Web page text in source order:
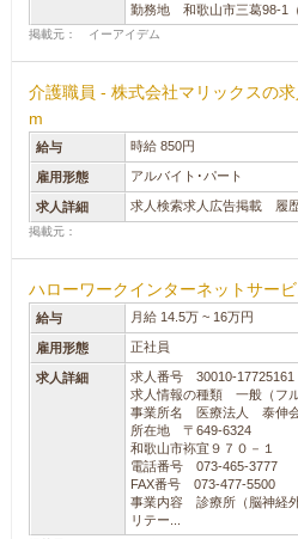
勤務地 和歌山市三葛98-1
掲載元： イーアイデム
介護職員 - 株式会社マリックスの
m
給与 時給 850円
雇用形態 アルバイト･パート
求人詳細 求人検索求人広告掲載 履
掲載元：
ハローワークインターネットサー
給与 月給 14.5万 ~ 16万円
雇用形態 正社員
求人詳細
求人番号 30010-17725161
求人情報の種類 一般（フル
事業所名 医療法人 泰伸
所在地 〒649-6324
和歌山市袮宜９７０－１
電話番号 073-465-3777
FAX番号 073-477-5500
事業内容 診療所（脳神経
リテー...